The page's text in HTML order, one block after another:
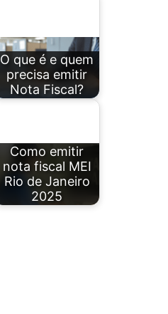
O que é e quem
precisa emitir
Nota Fiscal?
Como emitir
nota fiscal MEI
Rio de Janeiro
2025